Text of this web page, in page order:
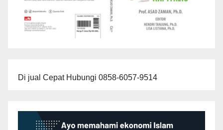
Di jual Cepat Hubungi 0858-6057-9514